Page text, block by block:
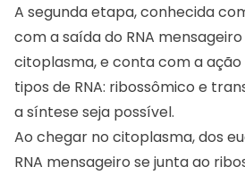
A segunda etapa, conhecida
com a saída do RNA
citoplasma, e conta com a ação
tipos de RNA: ribossômico e
a síntese seja possível.
Ao chegar no citoplasma, dos
RNA mensageiro se junta ao